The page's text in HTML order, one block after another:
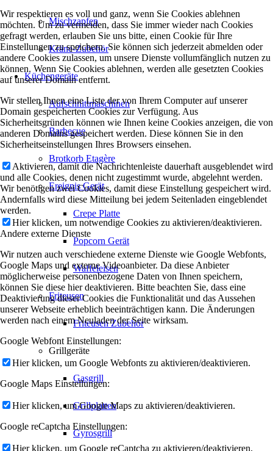
Mischzapfen
Kräne-Zubehör
Küchengeräte
Aufschnittmaschinen
Barbecue
Brotkorb Etagère
Ereignis Gerät
Crepe Platte
Popcorn Gerät
Waffeleisen
Friteusen
Friteusen Zubehör
Grillgeräte
Gasgrill
Grillplatten
Gyrosgrill
Wir respektieren es voll und ganz, wenn Sie Cookies ablehnen
möchten. Um zu vermeiden, dass Sie immer wieder nach Cookies
gefragt werden, erlauben Sie uns bitte, einen Cookie für Ihre
Einstellungen zu speichern. Sie können sich jederzeit abmelden oder
andere Cookies zulassen, um unsere Dienste vollumfänglich nutzen zu
können. Wenn Sie Cookies ablehnen, werden alle gesetzten Cookies
auf unserer Domain entfernt.
Wir stellen Ihnen eine Liste der von Ihrem Computer auf unserer
Domain gespeicherten Cookies zur Verfügung. Aus
Sicherheitsgründen können wie Ihnen keine Cookies anzeigen, die von
anderen Domains gespeichert werden. Diese können Sie in den
Sicherheitseinstellungen Ihres Browsers einsehen.
Aktivieren, damit die Nachrichtenleiste dauerhaft ausgeblendet wird
und alle Cookies, denen nicht zugestimmt wurde, abgelehnt werden.
Wir benötigen zwei Cookies, damit diese Einstellung gespeichert wird.
Andernfalls wird diese Mitteilung bei jedem Seitenladen eingeblendet
werden.
Hier klicken, um notwendige Cookies zu aktivieren/deaktivieren.
Andere externe Dienste
Wir nutzen auch verschiedene externe Dienste wie Google Webfonts,
Google Maps und externe Videoanbieter. Da diese Anbieter
möglicherweise personenbezogene Daten von Ihnen speichern,
können Sie diese hier deaktivieren. Bitte beachten Sie, dass eine
Deaktivierung dieser Cookies die Funktionalität und das Aussehen
unserer Webseite erheblich beeinträchtigen kann. Die Änderungen
werden nach einem Neuladen der Seite wirksam.
Google Webfont Einstellungen:
Hier klicken, um Google Webfonts zu aktivieren/deaktivieren.
Google Maps Einstellungen:
Hier klicken, um Google Maps zu aktivieren/deaktivieren.
Google reCaptcha Einstellungen:
Hier klicken, um Google reCaptcha zu aktivieren/deaktivieren.